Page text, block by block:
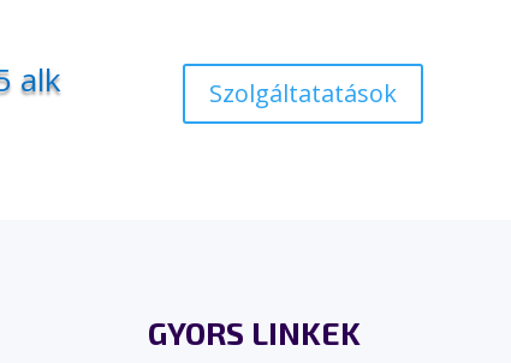
alk Szolgáltatatások
GYORS LINKEK